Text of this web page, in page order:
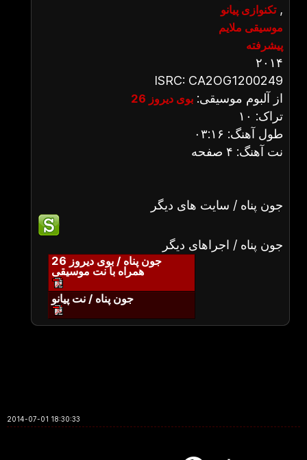
تکنوازی پیانو,
موسیقی ملایم
پیشرفته
۲۰۱۴
ISRC: CA2OG1200249
از آلبوم موسیقی: بوی دیروز 26
تراک: ۱۰
طول آهنگ: ۰۳:۱۶
نت آهنگ: ۴ صفحه
جون پناه / سایت های دیگر
جون پناه / اجراهای دیگر
جون پناه / بوی دیروز 26
همراه با نت موسیقی
جون پناه / نت پیانو
2014-07-01 18:30:33